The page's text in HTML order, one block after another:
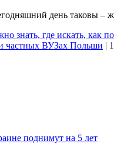
день таковы –
знать, где искать, как
частных ВУЗах Польши |
поднимут на 5 лет